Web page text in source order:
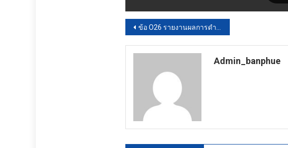
แนะแนว
เรื่อง
ข้อ O26 รายงานผลการดำเนินการป้องกันการทุจริต
Admin_banphue